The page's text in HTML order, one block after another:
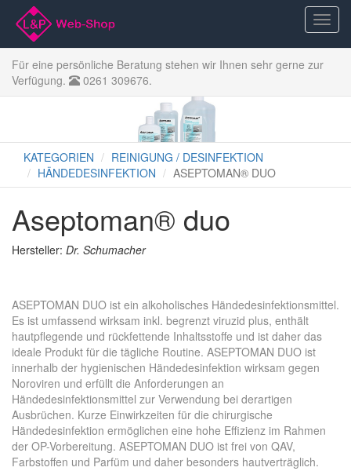
Für eine persönliche Beratung stehen wir Ihnen sehr gerne zur
Verfügung.
0261 309676.
KATEGORIEN
REINIGUNG / DESINFEKTION
HÄNDEDESINFEKTION
ASEPTOMAN® DUO
Aseptoman® duo
Hersteller: Dr. Schumacher
ASEPTOMAN DUO ist ein alkoholisches Händedesinfektionsmittel.
Es ist umfassend wirksam inkl. begrenzt viruzid plus, enthält
hautpflegende und rückfettende Inhaltsstoffe und ist daher das
ideale Produkt für die tägliche Routine. ASEPTOMAN DUO ist
innerhalb der hygienischen Händedesinfektion wirksam gegen
Noroviren und erfüllt die Anforderungen an
Händedesinfektionsmittel zur Verwendung bei derartigen
Ausbrüchen. Kurze Einwirkzeiten für die chirurgische
Händedesinfektion ermöglichen eine hohe Effizienz im Rahmen
der OP-Vorbereitung. ASEPTOMAN DUO ist frei von QAV,
Farbstoffen und Parfüm und daher besonders hautverträglich.